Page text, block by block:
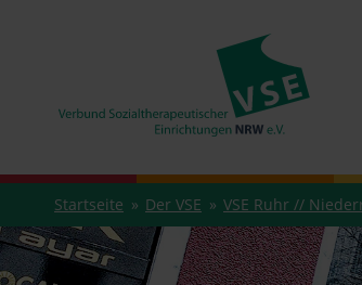
Startseite Der VSE VSE Ruhr //